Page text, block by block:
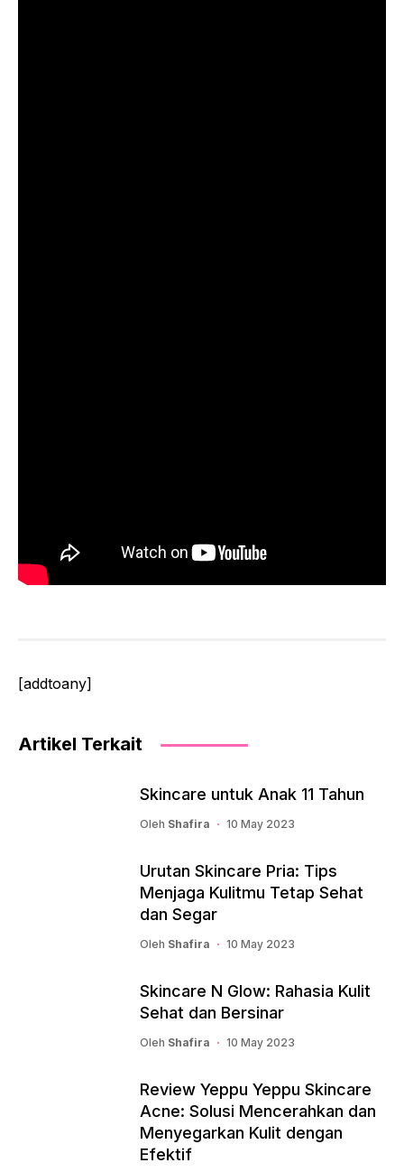
[addtoany]
Artikel Terkait
Skincare untuk Anak 11 Tahun
Oleh Shafira 10 May 2023
Urutan Skincare Pria: Tips
Menjaga Kulitmu Tetap Sehat
dan Segar
Oleh Shafira 10 May 2023
Skincare N Glow: Rahasia Kulit
Sehat dan Bersinar
Oleh Shafira 10 May 2023
Review Yeppu Yeppu Skincare
Acne: Solusi Mencerahkan dan
Menyegarkan Kulit dengan
Efektif